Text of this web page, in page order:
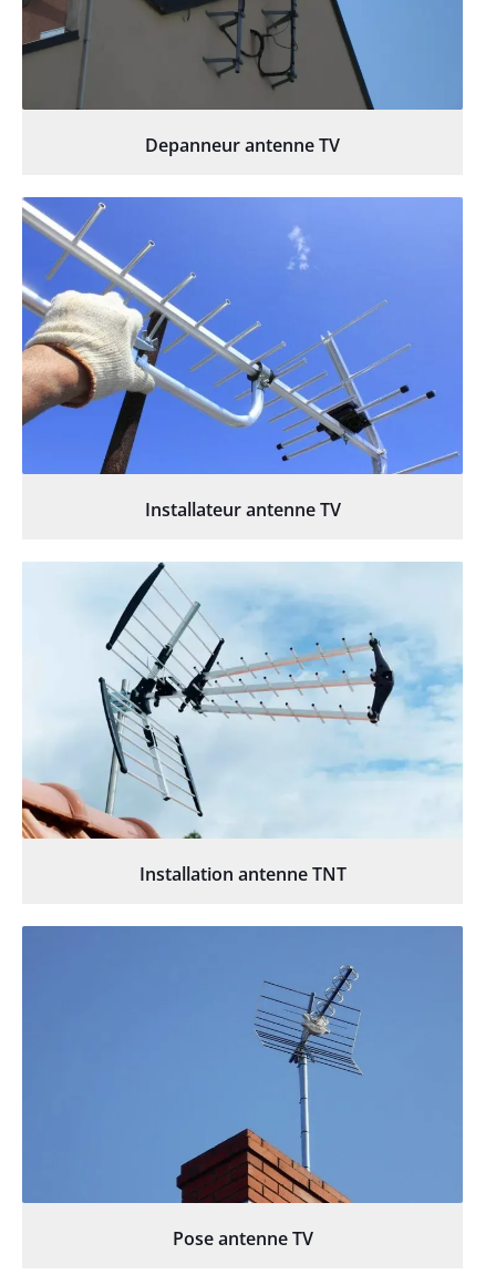
Depanneur antenne TV
Installateur antenne TV
Installation antenne TNT
Pose antenne TV